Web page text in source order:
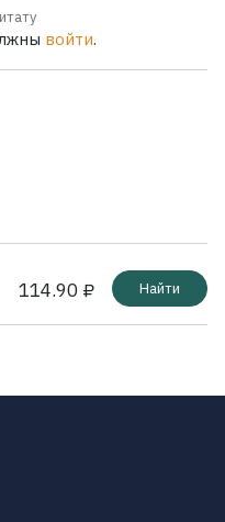
войти.
114.90 ₽ Найти